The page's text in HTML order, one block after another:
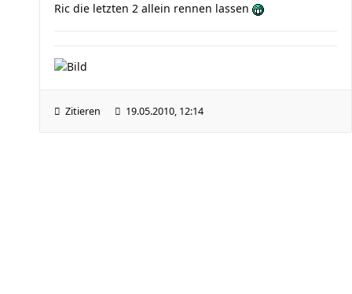
Ric die letzten 2 allein rennen lassen
Zitieren 19.05.2010, 12:14